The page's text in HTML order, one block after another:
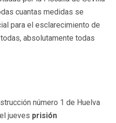
cuantas medidas se
para el esclarecimiento de
absolutamente todas
número 1 de Huelva
jueves prisión